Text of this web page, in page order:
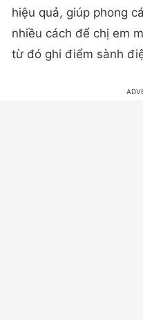
hiệu quả, giúp phong
nhiều cách để chị em
từ đó ghi điểm sành